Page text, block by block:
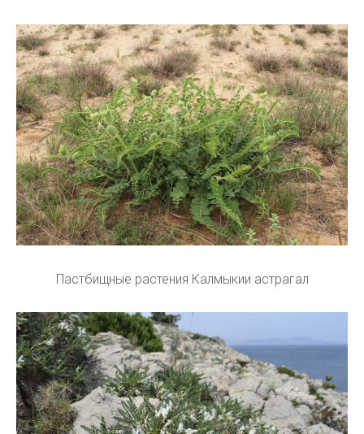
Пастбищные растения Калмыкии астрагал